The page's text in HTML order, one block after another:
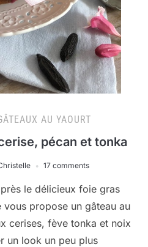
AU YAOURT
pécan et tonka
17 comments
le délicieux foie gras
propose un gâteau au
cerises, fève tonka et noix
un look un peu plus